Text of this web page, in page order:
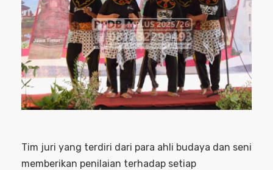
Tim juri yang terdiri dari para ahli budaya dan seni
memberikan penilaian terhadap setiap